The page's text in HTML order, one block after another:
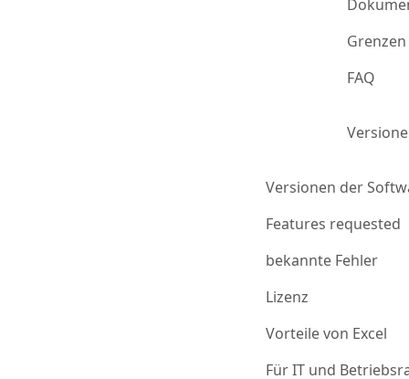
FAQ
Versionen der
Features requested
bekannte Fehler
Lizenz
Vorteile von Excel
Für IT und